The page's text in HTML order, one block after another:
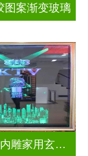
图案渐变玻璃
水晶激光内雕家用玄关隔断